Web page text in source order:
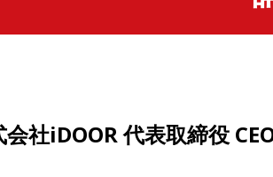
会社iDOOR 代表取締役